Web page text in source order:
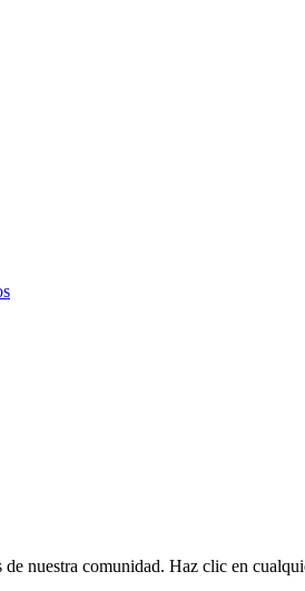
nuestra comunidad. Haz clic en